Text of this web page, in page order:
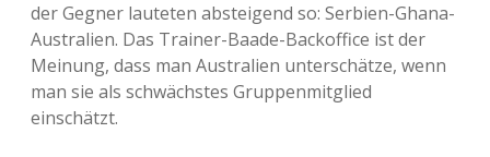
der Gegner lauteten absteigend so: Serbien-Ghana-
Australien. Das Trainer-Baade-Backoffice ist der
Meinung, dass man Australien unterschätze, wenn
man sie als schwächstes Gruppenmitglied
einschätzt.